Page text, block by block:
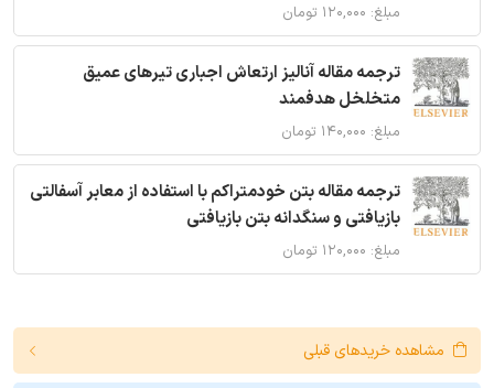
مبلغ: ۱۲۰,۰۰۰ تومان
ترجمه مقاله آنالیز ارتعاش اجباری تیرهای عمیق
متخلخل هدفمند
مبلغ: ۱۴۰,۰۰۰ تومان
ترجمه مقاله بتن خودمتراکم با استفاده از معابر آسفالتی
بازیافتی و سنگدانه بتن بازیافتی
مبلغ: ۱۲۰,۰۰۰ تومان
مشاهده خریدهای قبلی